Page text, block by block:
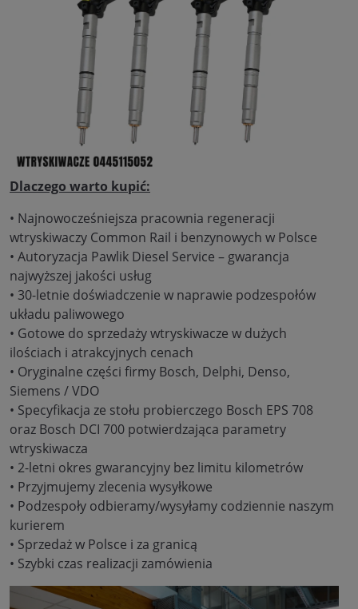
Dlaczego warto kupić:
• Najnowocześniejsza pracownia regeneracji
wtryskiwaczy Common Rail i benzynowych w Polsce
• Autoryzacja Pawlik Diesel Service – gwarancja
najwyższej jakości usług
• 30-letnie doświadczenie w naprawie podzespołów
układu paliwowego
• Gotowe do sprzedaży wtryskiwacze w dużych
ilościach i atrakcyjnych cenach
• Oryginalne części firmy Bosch, Delphi, Denso,
Siemens / VDO
• Specyfikacja ze stołu probierczego Bosch EPS 708
oraz Bosch DCI 700 potwierdzająca parametry
wtryskiwacza
• 2-letni okres gwarancyjny bez limitu kilometrów
• Przyjmujemy zlecenia wysyłkowe
• Podzespoły odbieramy/wysyłamy codziennie naszym
kurierem
• Sprzedaż w Polsce i za granicą
• Szybki czas realizacji zamówienia